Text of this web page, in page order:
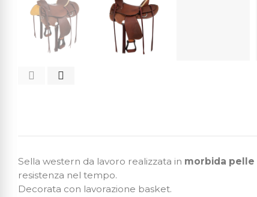
Sella western da lavoro realizzata in morbida pelle
resistenza nel tempo.
Decorata con lavorazione basket.